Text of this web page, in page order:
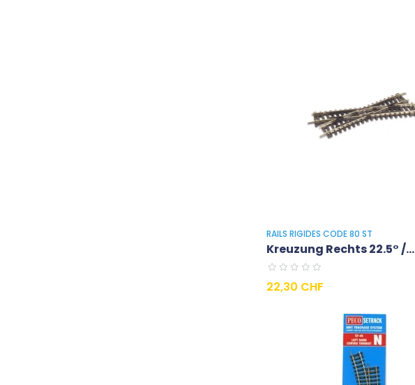
RAILS RIGIDES CODE 80 ST
Kreuzung Rechts 22.5° /...
Preis
22,30 CHF